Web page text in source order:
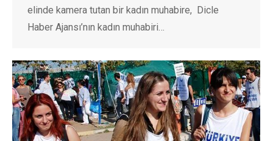
elinde kamera tutan bir kadın muhabire, Dicle
Haber Ajansı’nın kadın muhabiri…